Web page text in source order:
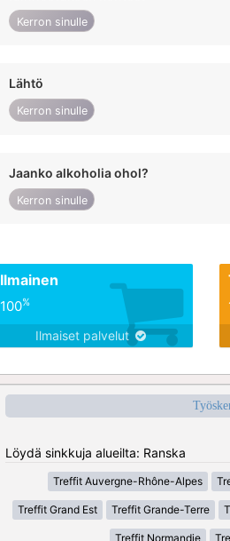
Kerron sinulle
Lähtö
Kerron sinulle
Jaanko alkoholia ohol?
Kerron sinulle
Ilmainen
100%
Ilmaiset palvelut
Löydä sinkkuja alueilta: Ranska
Treffit Auvergne-Rhône-Alpes
Treffit Grand Est Treffit Grande-Terre
Treffit Normandie